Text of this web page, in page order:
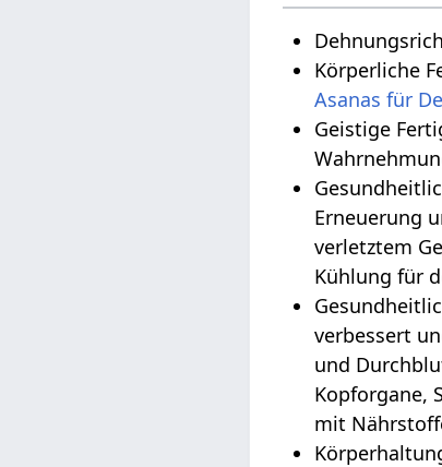
Körperliche
Asanas für
Geistige
Gesundheitliche
Erneuerung
verletztem
Kühlung für
verbessert
und
Kopforgane,
mit